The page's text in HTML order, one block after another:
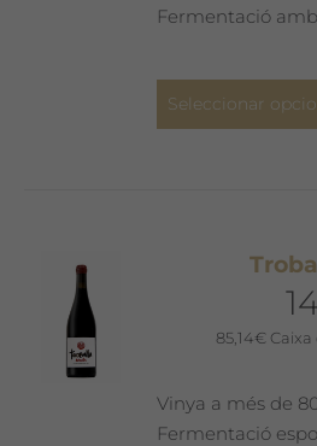
Fermentació
Seleccionar
85,14€
Vinya a més de
Fermentació